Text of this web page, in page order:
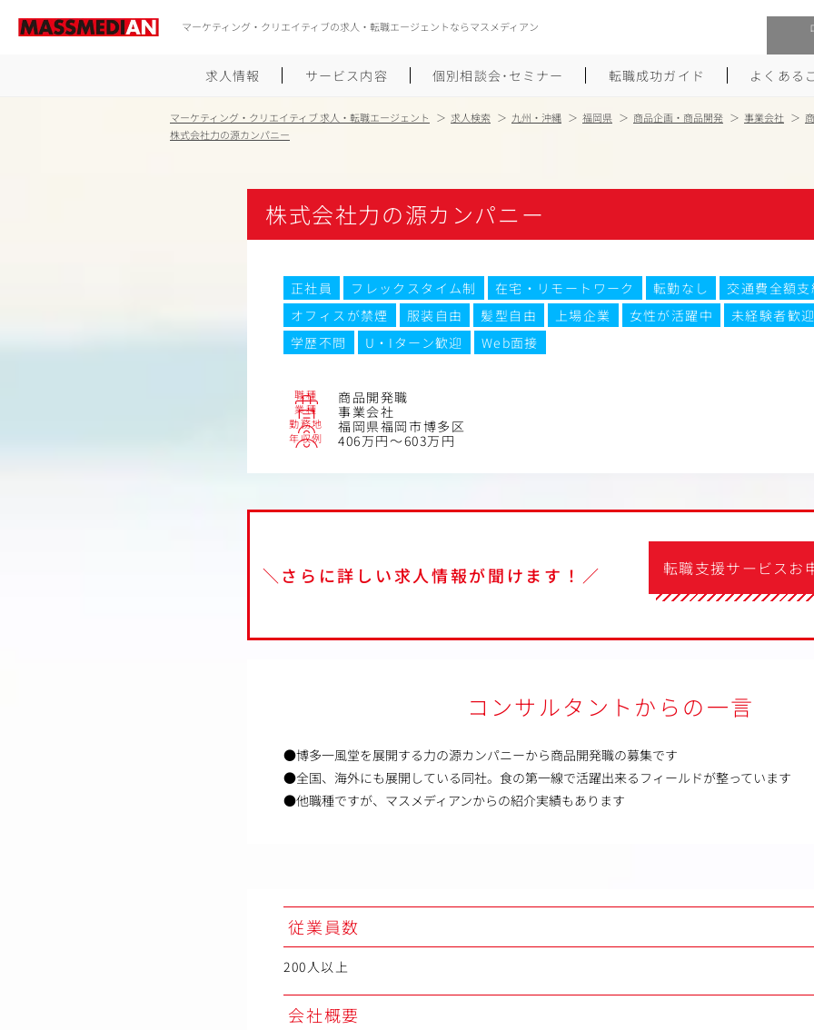
マーケティング・クリエイティブの求人・転職エージェントならマスメディアン
求人情報 サービス内容 個別相談会･セミナー 転職成功ガイド
履歴書のつくり方
職務経歴書のつくり方
ポートフォリオのつくり方
面接対策
未経験から広告業界への転職
エグゼクティブ転職
しゅふクリ･ママクリ転職
年収アップ転職
よくある
マーケティング・クリエイティブ 求人・転職エージェント 求人検索 九州・沖縄 福岡県 商品企画・商品開発 事業会社
株式会社力の源カンパニー
株式会社力の源カンパニー
正社員 フレックスタイム制 在宅・リモートワーク 転勤なし
交通費全額
オフィスが禁煙
服装自由 髪型自由 上場企業 女性が活躍中
未経験者歓
学歴不問
U・Iターン歓迎 Web面接
職種 商品開発職
業種 事業会社
勤務地 福岡県福岡市博多区
年収例 406万円～603万円
＼さらに詳しい求人情報が聞けます！／ 転職支援サービスお
コンサルタントからの一言
●博多一風堂を展開する力の源カンパニーから商品開発職の募集です
●全国、海外にも展開している同社。食の第一線で活躍出来るフィールドが整っています
●他職種ですが、マスメディアンからの紹介実績もあります
従業員数
200人以上
会社概要